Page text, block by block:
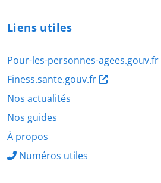
Liens utiles
Pour-les-personnes-agees.gouv.fr
Finess.sante.gouv.fr
Nos actualités
Nos guides
À propos
Numéros utiles